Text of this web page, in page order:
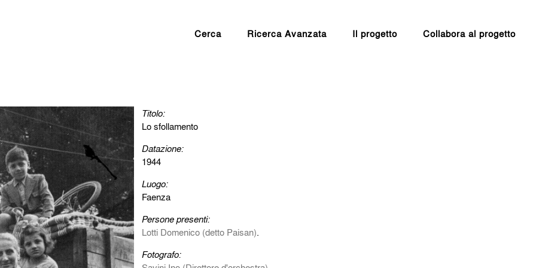
Cerca Ricerca Avanzata Il progetto Collabora al progetto
Titolo:
Lo sfollamento
Datazione:
1944
Luogo:
Faenza
Persone presenti:
Lotti Domenico (detto Paisan).
Fotografo: